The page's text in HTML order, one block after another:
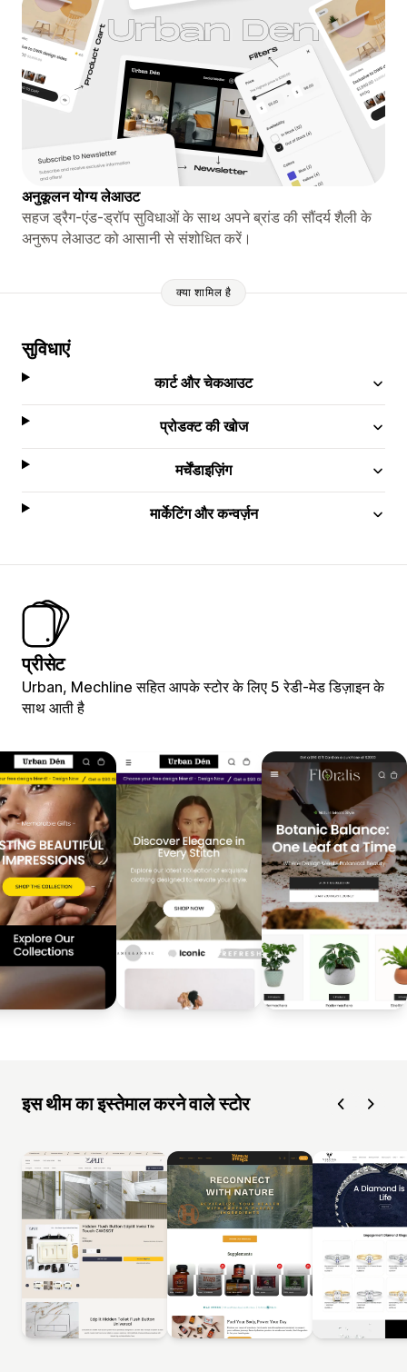
अनुकूलन योग्य लेआउट
सहज ड्रैग-एंड-ड्रॉप सुविधाओं के साथ अपने ब्रांड की सौंदर्य शैली के
अनुरूप लेआउट को आसानी से संशोधित करें।
क्या शामिल है
सुविधाएं
कार्ट और चेकआउट
प्रोडक्ट की खोज
मर्चेंडाइज़िंग
मार्केटिंग और कन्वर्ज़न
प्रीसेट
Urban, Mechline सहित आपके स्टोर के लिए 5 रेडी-मेड डिज़ाइन के
साथ आती है
इस थीम का इस्तेमाल करने वाले स्टोर